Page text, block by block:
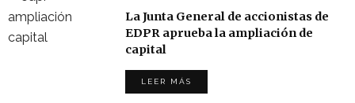
La Junta General de accionistas de
EDPR aprueba la ampliación de
capital
LEER MÁS